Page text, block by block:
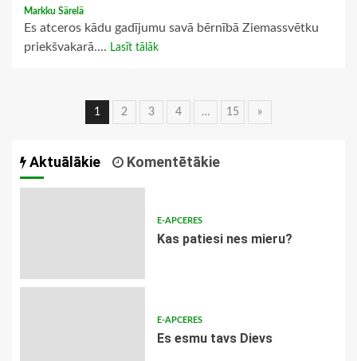
Markku Särelä
Es atceros kādu gadījumu savā bērnībā Ziemassvētku
priekšvakarā.... Lasīt tālāk
Ziņu
1 2 3 4 … 15 »
Aktuālākie Komentētākie
E-APCERES
​Kas patiesi nes mieru?
E-APCERES
Es esmu tavs Dievs